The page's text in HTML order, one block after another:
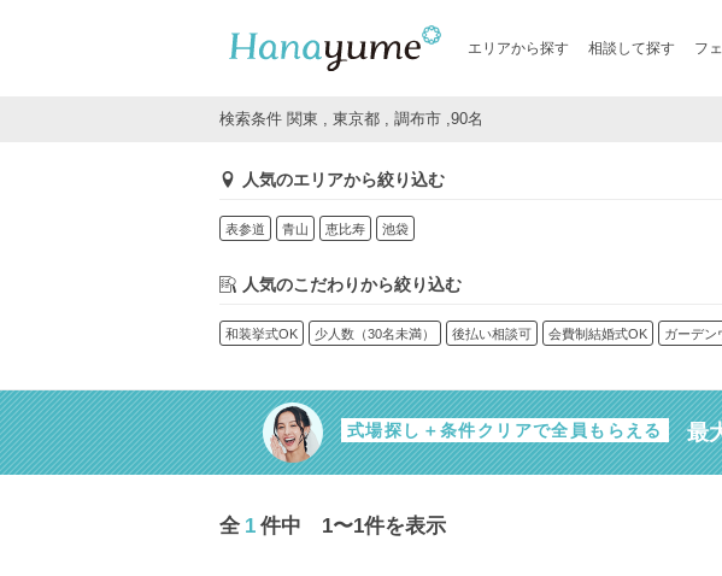
エリアから探す 相談して探す フ
検索条件 関東 , 東京都 , 調布市 ,90名
人気のエリアから絞り込む
表参道 青山 恵比寿 池袋
人気のこだわりから絞り込む
和装挙式OK 少人数（30名未満） 後払い相談可 会費制結婚式OK ガーデン
式場探し＋条件クリアで全員もらえる 最
全 1 件中 1〜1件を表示